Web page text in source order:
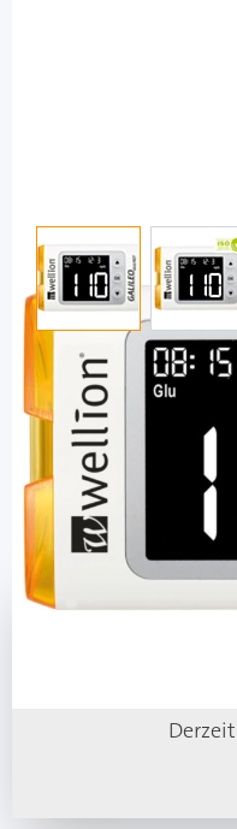
View larger
Wellion
Wellion Galileo
mg/dl -
PZN: 12470366 /
Mehr über das Produkt